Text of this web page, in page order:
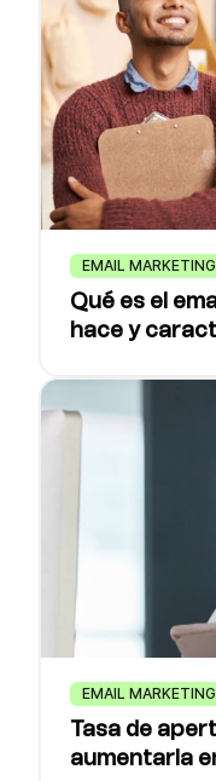
EMAIL MARKETING
Qué es el
hace y
EMAIL MARKETING
Tasa de
aumentarla